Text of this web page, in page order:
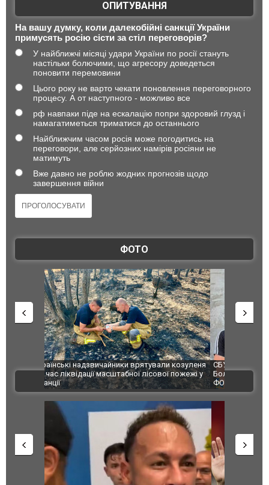
ОПИТУВАННЯ
На вашу думку, коли далекобійні санкції України
примусять росію сісти за стіл переговорів?
У найближчі місяці удари України по росії стануть
настільки болючими, що агресору доведеться
поновити перемовини
Цього року не варто чекати поновлення переговорного
процесу. А от наступного - можливо все
рф навпаки піде на ескалацію попри здоровий глузд і
намагатиметься триматися до останнього
Найближчим часом росія може погодитись на
переговори, але серйозних намірів росіяни не
матимуть
Вже давно не роблю жодних прогнозів щодо
завершення війни
ФОТО
пожежі у
СБУ за сприяння Нацполіції та правоохоронців
Болгарії затримала міжнародного наркобарона.
ФОТО
Росіяни
одна
ВІДЕО